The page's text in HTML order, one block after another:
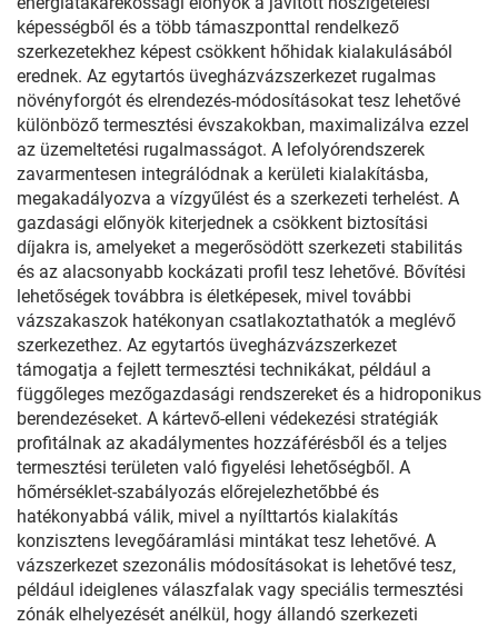
képességből és a több támaszponttal rendelkező
szerkezetekhez képest csökkent hőhidak kialakulásából
erednek. Az egytartós üvegházvázszerkezet rugalmas
növényforgót és elrendezés-módosításokat tesz lehetővé
különböző termesztési évszakokban, maximalizálva ezzel
az üzemeltetési rugalmasságot. A lefolyórendszerek
zavarmentesen integrálódnak a kerületi kialakításba,
megakadályozva a vízgyűlést és a szerkezeti terhelést. A
gazdasági előnyök kiterjednek a csökkent biztosítási
díjakra is, amelyeket a megerősödött szerkezeti stabilitás
és az alacsonyabb kockázati profil tesz lehetővé. Bővítési
lehetőségek továbbra is életképesek, mivel további
vázszakaszok hatékonyan csatlakoztathatók a meglévő
szerkezethez. Az egytartós üvegházvázszerkezet
támogatja a fejlett termesztési technikákat, például a
függőleges mezőgazdasági rendszereket és a hidroponikus
berendezéseket. A kártevő-elleni védekezési stratégiák
profitálnak az akadálymentes hozzáférésből és a teljes
termesztési területen való figyelési lehetőségből. A
hőmérséklet-szabályozás előrejelezhetőbbé és
hatékonyabbá válik, mivel a nyílttartós kialakítás
konzisztens levegőáramlási mintákat tesz lehetővé. A
vázszerkezet szezonális módosításokat is lehetővé tesz,
például ideiglenes válaszfalak vagy speciális termesztési
zónák elhelyezését anélkül, hogy állandó szerkezeti